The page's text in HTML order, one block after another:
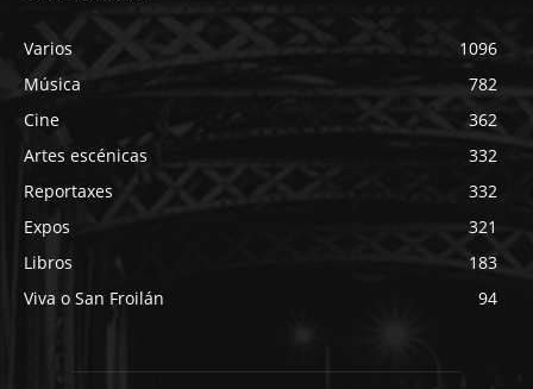
Varios
1096
Música
782
Cine
362
Artes escénicas
332
Reportaxes
332
Expos
321
Libros
183
Viva o San Froilán
94